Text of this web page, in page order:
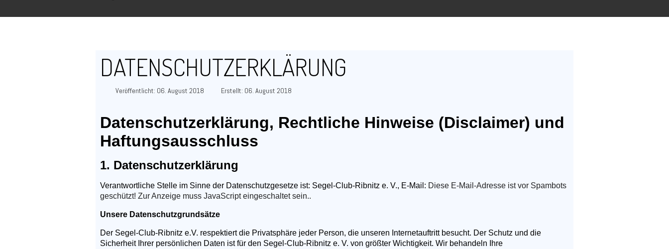
DATENSCHUTZERKLÄRUNG
Veröffentlicht: 06. August 2018 Erstellt: 06. August 2018
Datenschutzerklärung, Rechtliche Hinweise (Disclaimer) und
Haftungsausschluss
1. Datenschutzerklärung
Verantwortliche Stelle im Sinne der Datenschutzgesetze ist: Segel-Club-Ribnitz e. V., E-Mail: Diese E-Mail-Adresse ist vor Spambots
geschützt! Zur Anzeige muss JavaScript eingeschaltet sein..
Unsere Datenschutzgrundsätze
Der Segel-Club-Ribnitz e.V. respektiert die Privatsphäre jeder Person, die unseren Internetauftritt besucht. Der Schutz und die
Sicherheit Ihrer persönlichen Daten ist für den Segel-Club-Ribnitz e. V. von größter Wichtigkeit. Wir behandeln Ihre